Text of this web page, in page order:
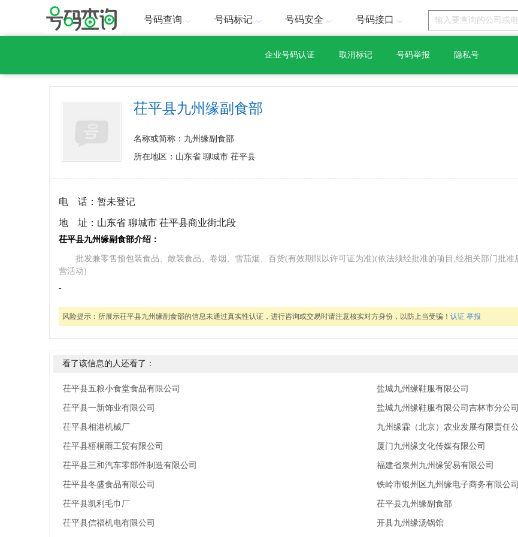
号码查询 号码标记 号码安全 号码接口
企业号码认证 取消标记 号码举报 隐私号
茌平县九州缘副食部
名称或简称：九州缘副食部
所在地区：山东省 聊城市 茌平县
电 话： 暂未登记
地 址： 山东省 聊城市 茌平县商业街北段
茌平县九州缘副食部介绍：
批发兼零售预包装食品、散装食品、卷烟、雪茄烟、百货(有效期限以许可证为准)(依法须经批准的项目,经相关部门批准
营活动)
-
风险提示： 所展示茌平县九州缘副食部的信息未通过真实性认证，进行咨询或交易时请注意核实对方身份，以防上当受骗！ 认证 举报
看了该信息的人还看了：
茌平县五粮小食堂食品有限公司
茌平县一新饰业有限公司
茌平县相港机械厂
茌平县梧桐雨工贸有限公司
茌平县三和汽车零部件制造有限公司
茌平县冬盛食品有限公司
茌平县凯利毛巾厂
茌平县信福机电有限公司
盐城九州缘鞋服有限公司
盐城九州缘鞋服有限公司吉林市分公司
九州缘霖（北京）农业发展有限责任
厦门九州缘文化传媒有限公司
福建省泉州九州缘贸易有限公司
铁岭市银州区九州缘电子商务有限公司
茌平县九州缘副食部
开县九州缘汤锅馆